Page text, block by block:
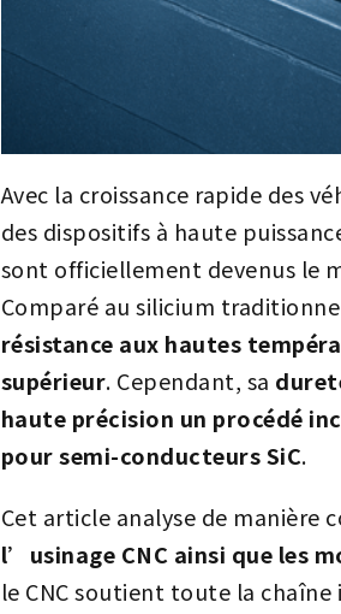
Avec la croissance rapide des
des dispositifs à haute
sont officiellement devenus le
Comparé au silicium
résistance aux hautes
supérieur. Cependant, sa
haute précision un procédé
pour semi-conducteurs SiC.
Cet article analyse de manière
l’usinage CNC ainsi que les
le CNC soutient toute la